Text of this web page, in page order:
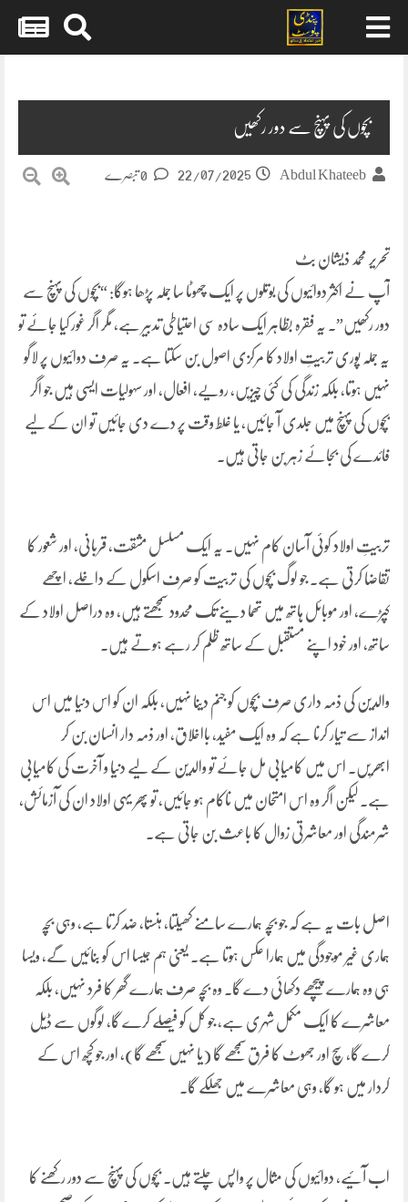
بچوں کی پہنچ سے دور رکھیں
Abdul Khateeb
22/07/2025
تحریر محمد ذیشان بٹ
آپ نے اکثر دوائیوں کی بوتلوں پر ایک چھوٹا سا جملہ پڑھا ہوگا: “بچوں کی پہنچ سے
دور رکھیں”۔ یہ فقرہ بظاہر ایک سادہ سی احتیاطی تدبیر ہے، مگر اگر غور کیا جائے تو
یہ جملہ پوری تربیتِ اولاد کا مرکزی اصول بن سکتا ہے۔ یہ صرف دوائیوں پر لاگو
نہیں ہوتا، بلکہ زندگی کی کئی چیزیں، رویے، افعال، اور سہولیات ایسی ہیں جو اگر
بچوں کی پہنچ میں جلدی آ جائیں، یا غلط وقت پر دے دی جائیں تو ان کے لیے
فائدے کی بجائے زہر بن جاتی ہیں۔
تربیتِ اولاد کوئی آسان کام نہیں۔ یہ ایک مسلسل مشقت، قربانی، اور شعور کا
تقاضا کرتی ہے۔ جو لوگ بچوں کی تربیت کو صرف اسکول کے داخلے، اچھے
کپڑے، اور موبائل ہاتھ میں تھما دینے تک محدود سمجھتے ہیں، وہ دراصل اولاد کے
ساتھ، اور خود اپنے مستقبل کے ساتھ ظلم کر رہے ہوتے ہیں۔
والدین کی ذمہ داری صرف بچوں کو جنم دینا نہیں، بلکہ ان کو اس دنیا میں اس
انداز سے تیار کرنا ہے کہ وہ ایک مفید، بااخلاق، اور ذمہ دار انسان بن کر
ابھریں۔ اس میں کامیابی مل جائے تو والدین کے لیے دنیا و آخرت کی کامیابی
ہے۔ لیکن اگر وہ اس امتحان میں ناکام ہو جائیں، تو پھر یہی اولاد ان کی آزمائش،
شرمندگی اور معاشرتی زوال کا باعث بن جاتی ہے۔
اصل بات یہ ہے کہ جو بچہ ہمارے سامنے کھیلتا، ہنستا، ضد کرتا ہے، وہی بچہ
ہماری غیر موجودگی میں ہمارا عکس ہوتا ہے۔ یعنی ہم جیسا اس کو بنائیں گے، ویسا
ہی وہ ہمارے پیچھے دکھائی دے گا۔ وہ بچہ صرف ہمارے گھر کا فرد نہیں، بلکہ
معاشرے کا ایک مکمل شہری ہے، جو کل کو فیصلے کرے گا، لوگوں سے ڈیل
کرے گا، سچ اور جھوٹ کا فرق سمجھے گا (یا نہیں سمجھے گا)، اور جو کچھ اس کے
کردار میں ہو گا، وہی معاشرے میں جھلکے گا۔
اب آئیے، دوائیوں کی مثال پر واپس چلتے ہیں۔ بچوں کی پہنچ سے دور رکھنے کا